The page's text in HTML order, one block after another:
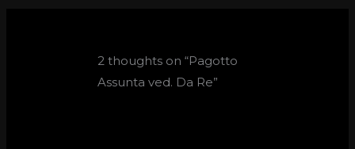
2 thoughts on “Pagotto
Assunta ved. Da Re”